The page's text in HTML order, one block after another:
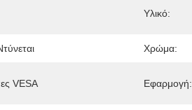
Υλικό:
Χρώμα:
VESA Εφαρμογή: